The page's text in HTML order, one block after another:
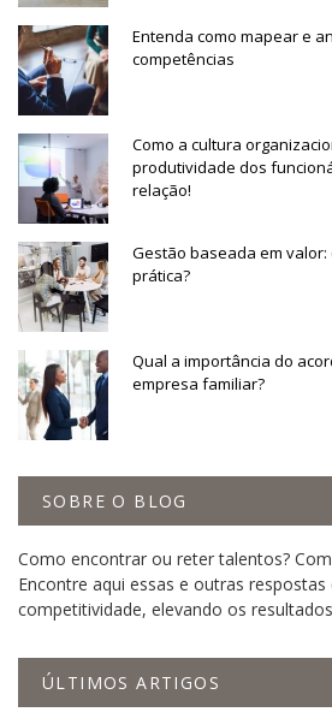
Entenda como mapear e
competências
Como a cultura
produtividade dos
relação!
Gestão baseada em
prática?
Qual a importância do
empresa familiar?
SOBRE O BLOG
Como encontrar ou reter talentos?
Encontre aqui essas e outras
competitividade, elevando os
ÚLTIMOS ARTIGOS